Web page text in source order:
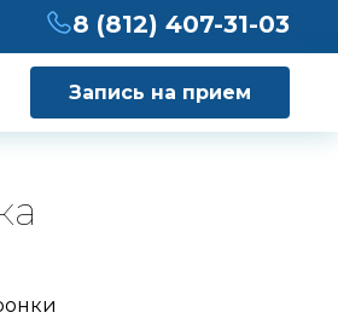
8 (812) 407-31-03
Запись на прием